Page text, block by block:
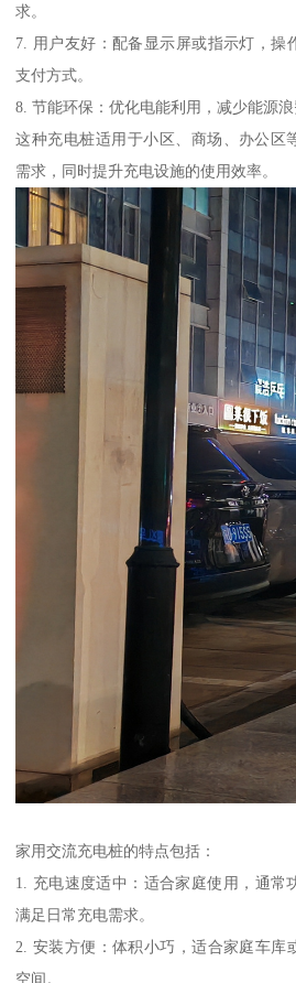
求。
7. 用户友好：配备显示屏或指示灯，操
支付方式。
8. 节能环保：优化电能利用，减少能源浪
这种充电桩适用于小区、商场、办公区
需求，同时提升充电设施的使用效率。
家用交流充电桩的特点包括：
1. 充电速度适中：适合家庭使用，通常
满足日常充电需求。
2. 安装方便：体积小巧，适合家庭车库
空间。